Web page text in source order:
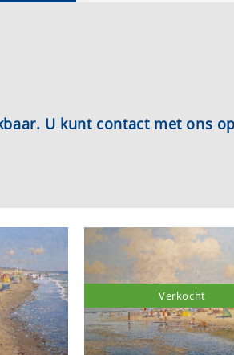
U kunt contact met ons
Verkocht